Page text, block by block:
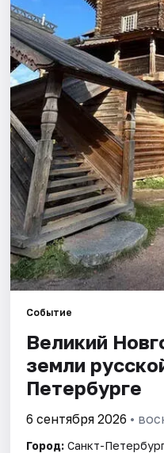
Города
Площадки
Артисты
Рейтинги
Событие
Великий
земли
Петербурге
6 сентября 2026 •
Город: Санкт-